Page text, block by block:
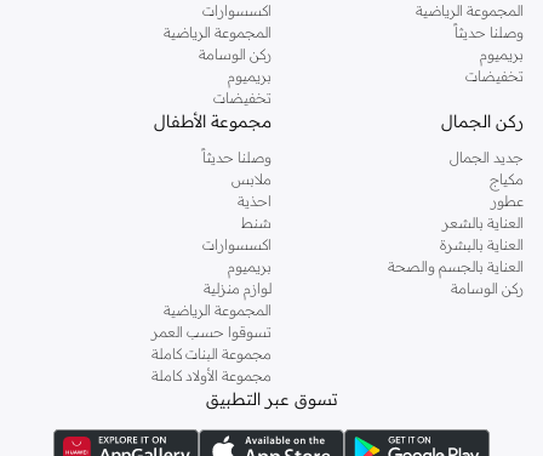
المجموعة الرياضية
وصلنا حديثاً
بريميوم
تخفيضات
اكسسوارات
المجموعة الرياضية
ركن الوسامة
بريميوم
تخفيضات
ركن الجمال
جديد الجمال
مكياج
عطور
العناية بالشعر
العناية بالبشرة
العناية بالجسم والصحة
ركن الوسامة
مجموعة الأطفال
وصلنا حديثاً
ملابس
احذية
شنط
اكسسوارات
بريميوم
لوازم منزلية
المجموعة الرياضية
تسوقوا حسب العمر
مجموعة البنات كاملة
مجموعة الأولاد كاملة
تسوق عبر التطبيق